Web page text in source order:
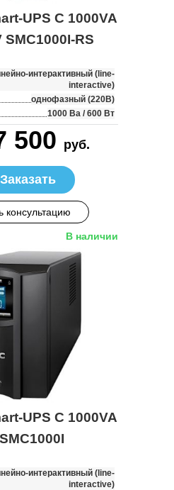
UPS C 1000VA
SMC1000I-RS
интерактивный (line-
interactive)
однофазный (220В)
1000 Ва / 600 Вт
500 руб.
Заказать
консультацию
В наличии
UPS C 1000VA
интерактивный (line-
interactive)